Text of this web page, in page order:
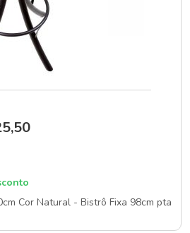
,50
Cor Natural - Bistrô Fixa 98cm pta